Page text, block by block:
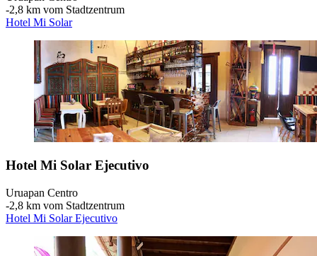
‐2,8 km vom Stadtzentrum
Hotel Mi Solar
Hotel Mi Solar Ejecutivo
Uruapan Centro
‐2,8 km vom Stadtzentrum
Hotel Mi Solar Ejecutivo